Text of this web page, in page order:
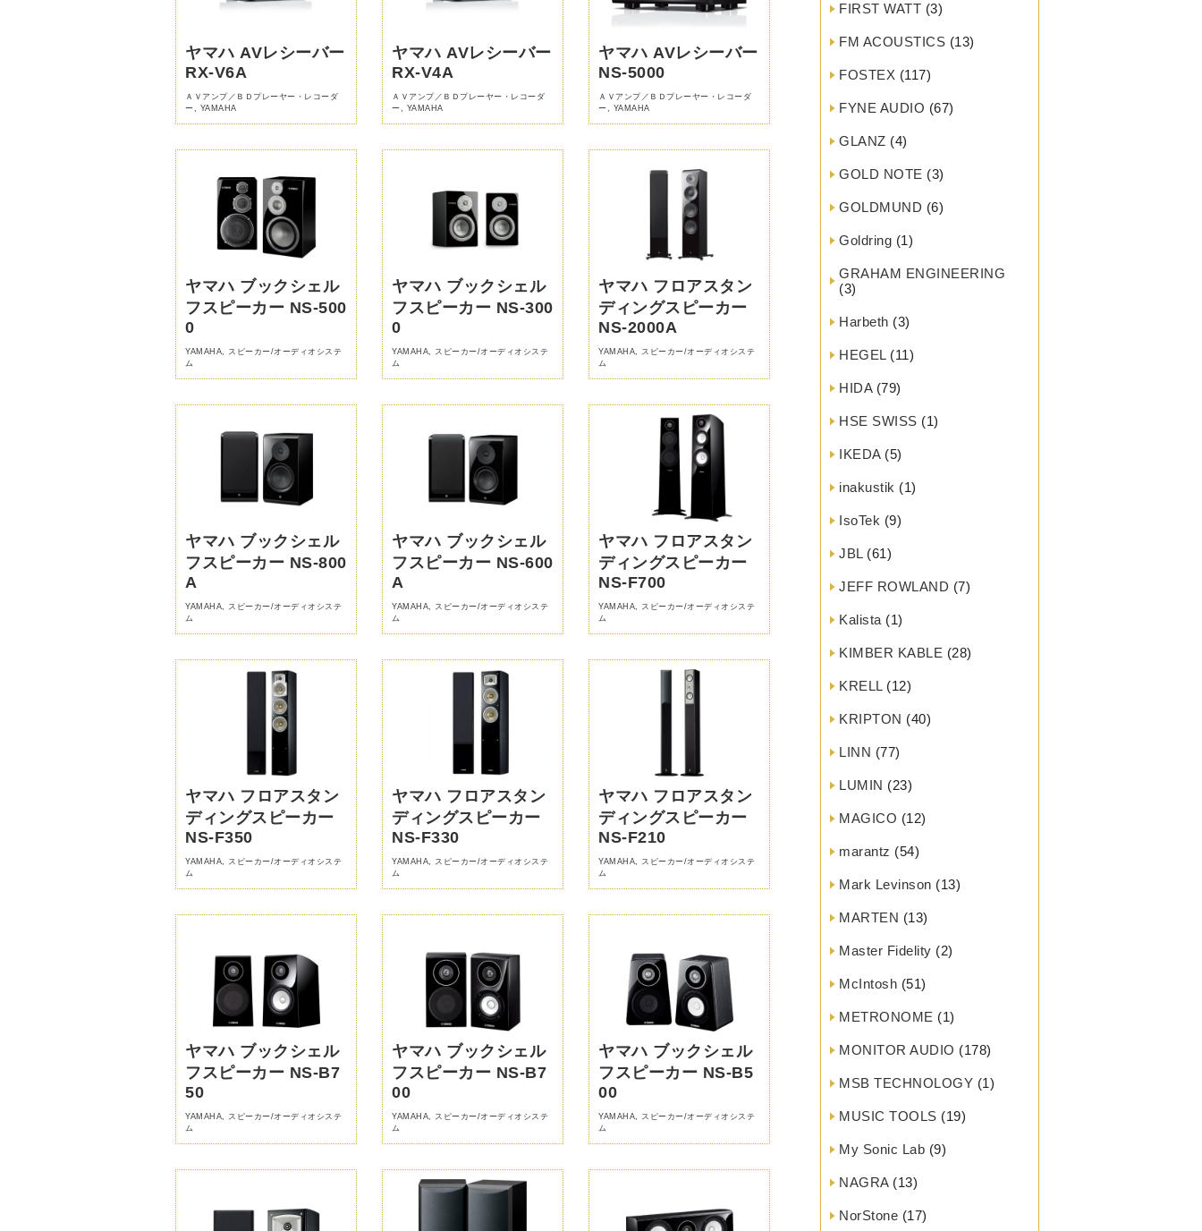
ヤマハ AVレシーバー
RX-V6A
ＡＶアンプ／ＢＤプレーヤー・レコーダ
ー, YAMAHA
ヤマハ AVレシーバー
RX-V4A
ＡＶアンプ／ＢＤプレーヤー・レコーダ
ー, YAMAHA
ヤマハ AVレシーバー
NS-5000
ＡＶアンプ／ＢＤプレーヤー・レコーダ
ー, YAMAHA
ヤマハ ブックシェル
フスピーカー NS-500
0
YAMAHA, スピーカー/オーディオシステ
ム
ヤマハ ブックシェル
フスピーカー NS-300
0
YAMAHA, スピーカー/オーディオシステ
ム
ヤマハ フロアスタン
ディングスピーカー
NS-2000A
YAMAHA, スピーカー/オーディオシステ
ム
ヤマハ ブックシェル
フスピーカー NS-800
A
YAMAHA, スピーカー/オーディオシステ
ム
ヤマハ ブックシェル
フスピーカー NS-600
A
YAMAHA, スピーカー/オーディオシステ
ム
ヤマハ フロアスタン
ディングスピーカー
NS-F700
YAMAHA, スピーカー/オーディオシステ
ム
ヤマハ フロアスタン
ディングスピーカー
NS-F350
YAMAHA, スピーカー/オーディオシステ
ム
ヤマハ フロアスタン
ディングスピーカー
NS-F330
YAMAHA, スピーカー/オーディオシステ
ム
ヤマハ フロアスタン
ディングスピーカー
NS-F210
YAMAHA, スピーカー/オーディオシステ
ム
ヤマハ ブックシェル
フスピーカー NS-B7
50
YAMAHA, スピーカー/オーディオシステ
ム
ヤマハ ブックシェル
フスピーカー NS-B7
00
YAMAHA, スピーカー/オーディオシステ
ム
ヤマハ ブックシェル
フスピーカー NS-B5
00
YAMAHA, スピーカー/オーディオシステ
ム
FIRST WATT (3)
FM ACOUSTICS (13)
FOSTEX (117)
FYNE AUDIO (67)
GLANZ (4)
GOLD NOTE (3)
GOLDMUND (6)
Goldring (1)
GRAHAM ENGINEERING
(3)
Harbeth (3)
HEGEL(11)
HIDA(79)
HSE SWISS (1)
IKEDA(5)
inakustik (1)
IsoTek (9)
JBL(61)
JEFF ROWLAND (7)
Kalista (1)
KIMBER KABLE (28)
KRELL(12)
KRIPTON (40)
LINN (77)
LUMIN (23)
MAGICO (12)
marantz (54)
Mark Levinson (13)
MARTEN (13)
Master Fidelity (2)
McIntosh (51)
METRONOME (1)
MONITOR AUDIO (178)
MSB TECHNOLOGY (1)
MUSIC TOOLS (19)
My Sonic Lab (9)
NAGRA(13)
NorStone (17)